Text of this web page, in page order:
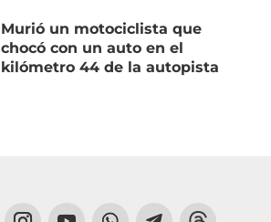
Murió un motociclista que
chocó con un auto en el
kilómetro 44 de la autopista